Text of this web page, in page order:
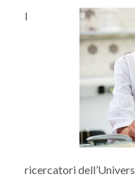
I
ricercatori